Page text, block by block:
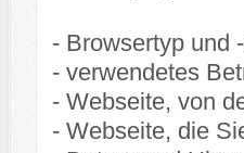
- Browsertyp und
- verwendetes
- Webseite, von
- Webseite, die